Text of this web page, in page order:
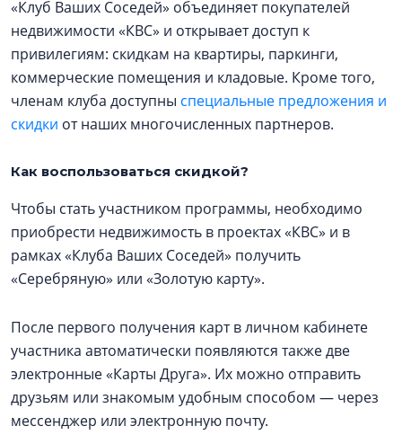
«Клуб Ваших Соседей» объединяет покупателей
недвижимости «КВС» и открывает доступ к
привилегиям: скидкам на квартиры, паркинги,
коммерческие помещения и кладовые. Кроме того,
членам клуба доступны специальные предложения и
скидки от наших многочисленных партнеров.
Как воспользоваться скидкой?
Чтобы стать участником программы, необходимо
приобрести недвижимость в проектах «КВС» и в
рамках «Клуба Ваших Соседей» получить
«Серебряную» или «Золотую карту».
После первого получения карт в личном кабинете
участника автоматически появляются также две
электронные «Карты Друга». Их можно отправить
друзьям или знакомым удобным способом — через
мессенджер или электронную почту.